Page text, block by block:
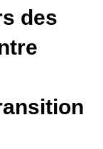
des